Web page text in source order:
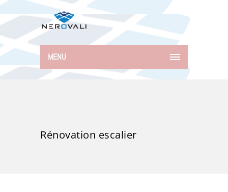
MENU
Rénovation escalier